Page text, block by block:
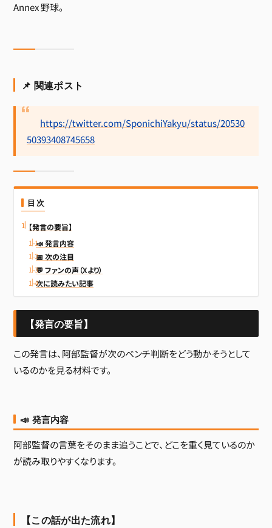
Annex 野球。
📌 関連ポスト
https://twitter.com/SponichiYakyu/status/20530
50393408745658
目次
【発言の要旨】
📣 発言内容
📅 次の注目
💬 ファンの声（Xより）
次に読みたい記事
【発言の要旨】
この発言は、阿部監督が次のベンチ判断をどう動かそうとして
いるのかを見る材料です。
📣 発言内容
阿部監督の言葉をそのまま追うことで、どこを重く見ているのか
が読み取りやすくなります。
【この話が出た流れ】